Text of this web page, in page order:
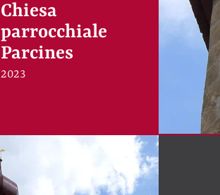
Chiesa
parrocchiale
Parcines
2023